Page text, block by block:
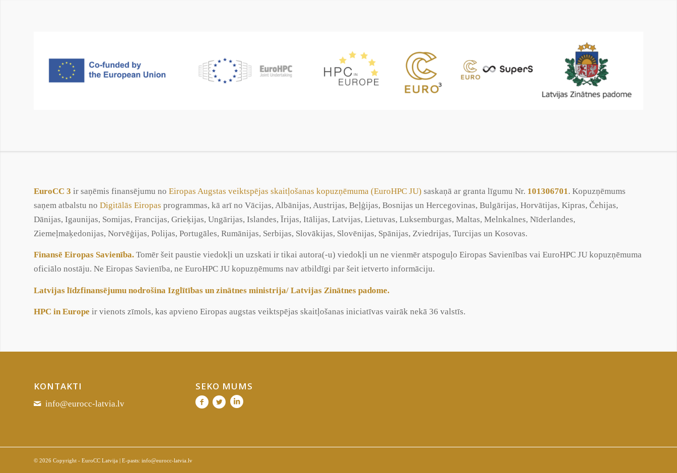
EuroCC 3 ir saņēmis finansējumu no Eiropas Augstas veiktspējas skaitļošanas kopuzņēmuma (EuroHPC JU) saskaņā ar granta līgumu Nr. 101306701 . Kopuzņēmums
saņem atbalstu no Digitālās Eiropas programmas, kā arī no Vācijas, Albānijas, Austrijas, Beļģijas, Bosnijas un Hercegovinas, Bulgārijas, Horvātijas, Kipras, Čehijas,
Dānijas, Igaunijas, Somijas, Francijas, Grieķijas, Ungārijas, Islandes, Īrijas, Itālijas, Latvijas, Lietuvas, Luksemburgas, Maltas, Melnkalnes, Nīderlandes,
Ziemeļmaķedonijas, Norvēģijas, Polijas, Portugāles, Rumānijas, Serbijas, Slovākijas, Slovēnijas, Spānijas, Zviedrijas, Turcijas un Kosovas.
Finansē Eiropas Savienība. Tomēr šeit paustie viedokļi un uzskati ir tikai autora(-u) viedokļi un ne vienmēr atspoguļo Eiropas Savienības vai EuroHPC JU kopuzņēmuma
oficiālo nostāju. Ne Eiropas Savienība, ne EuroHPC JU kopuzņēmums nav atbildīgi par šeit ietverto informāciju.
Latvijas līdzfinansējumu nodrošina Izglītības un zinātnes ministrija/ Latvijas Zinātnes padome.
HPC in Europe ir vienots zīmols, kas apvieno Eiropas augstas veiktspējas skaitļošanas iniciatīvas vairāk nekā 36 valstīs.
KONTAKTI
info@eurocc-latvia.lv
SEKO MUMS
© 2026 Copyright - EuroCC Latvija | E-pasts: info@eurocc-latvia.lv